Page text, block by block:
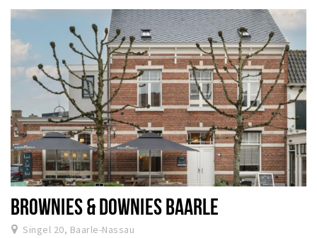
BROWNIES & DOWNIES BAARLE
Singel 20, Baarle-Nassau